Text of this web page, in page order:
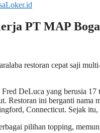
PT MAP
restoran cepat saji
DeLuca yang berusia 17
Restoran ini berganti nama
Connecticut. Sejak
pilihan topping,